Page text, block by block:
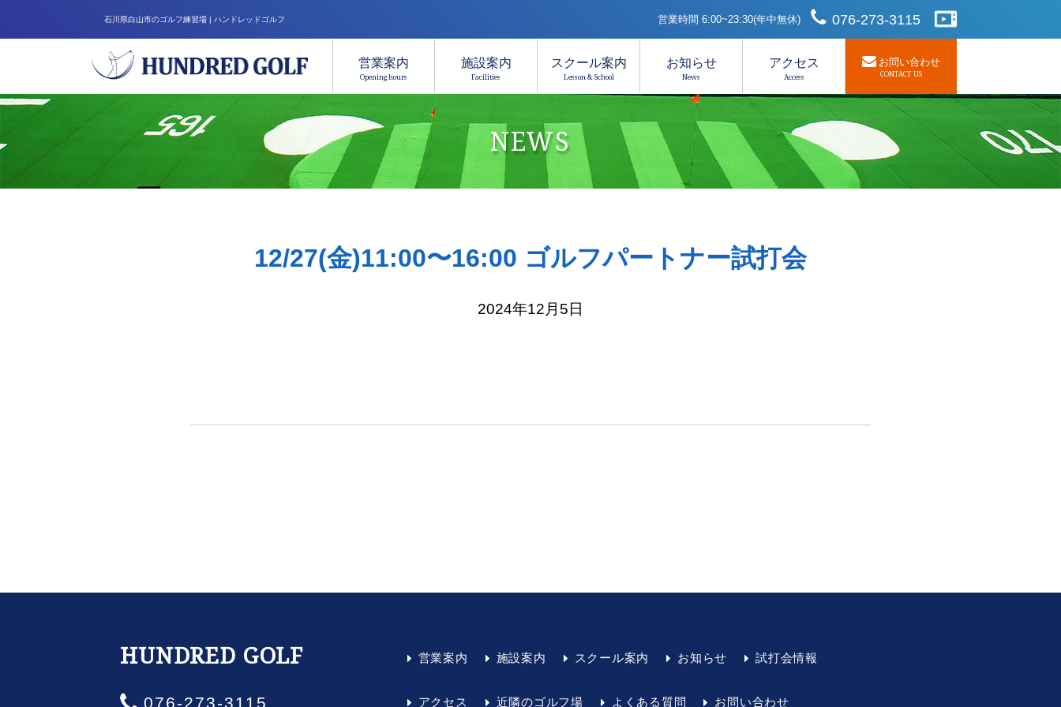
石川県白山市のゴルフ練習場 | ハンドレッドゴルフ 営業時間 6:00~23:30(年中無休) 076-273-3115
営業案内
Opening hours
施設案内
Facilities
スクール案内
Lesson & School
お知らせ
News
アクセス
Access
お問い合わせ
CONTACT US
NEWS
12/27(金)11:00〜16:00 ゴルフパートナー試打会
2024年12月5日
HUNDRED GOLF
076-273-3115
営業案内 施設案内 スクール案内 お知らせ 試打会情報
アクセス 近隣のゴルフ場 よくある質問 お問い合わせ